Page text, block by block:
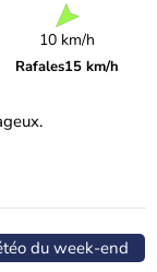
10 km/h
Rafales15 km/h
du week-end